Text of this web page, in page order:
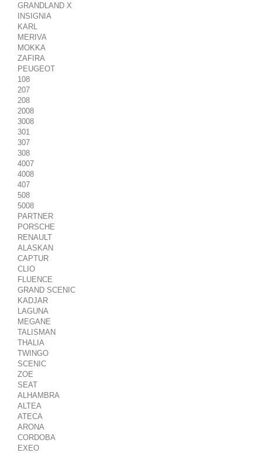
GRANDLAND X
INSIGNIA
KARL
MERIVA
MOKKA
ZAFIRA
PEUGEOT
108
207
208
2008
3008
301
307
308
4007
4008
407
508
5008
PARTNER
PORSCHE
RENAULT
ALASKAN
CAPTUR
CLIO
FLUENCE
GRAND SCENIC
KADJAR
LAGUNA
MEGANE
TALISMAN
THALIA
TWINGO
SCENIC
ZOE
SEAT
ALHAMBRA
ALTEA
ATECA
ARONA
CORDOBA
EXEO